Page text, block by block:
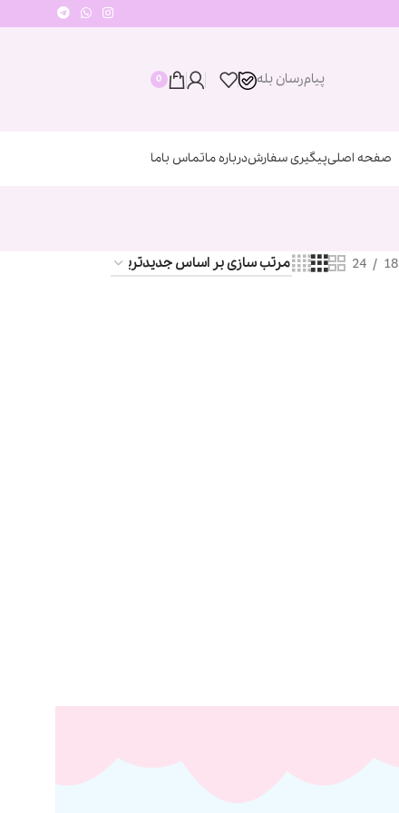
پیام‌رسان‌ بله 0
صفحه اصلیپیگیری سفارشدرباره ماتماس باما
18
24